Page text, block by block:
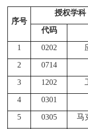
序号
授权学科
代码
1 0202
2 0714
3 1202
4 0301
5 0305 马